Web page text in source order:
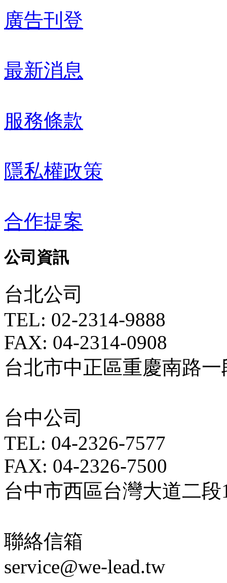
廣告刊登
最新消息
服務條款
隱私權政策
合作提案
公司資訊
台北公司
TEL: 02-2314-9888
FAX: 04-2314-0908
台北市中正區重慶南路一
台中公司
TEL: 04-2326-7577
FAX: 04-2326-7500
台中市西區台灣大道二段
聯絡信箱
service@we-lead.tw